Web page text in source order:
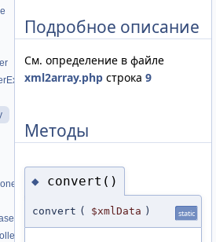
Подробное описание
См. определение в файле
xml2array.php строка 9
Методы
◆ convert()
convert ( $xmlData ) static